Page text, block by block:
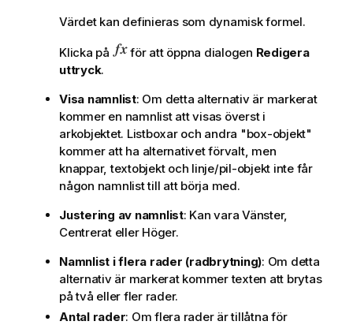
n
Värdet kan definieras som dynamisk formel.
Klicka på för att öppna dialogen Redigera
uttryck.
Visa namnlist: Om detta alternativ är markerat
kommer en namnlist att visas överst i
arkobjektet. Listboxar och andra "box-objekt"
kommer att ha alternativet förvalt, men
knappar, textobjekt och linje/pil-objekt inte får
någon namnlist till att börja med.
Justering av namnlist: Kan vara Vänster,
Centrerat eller Höger.
Namnlist i flera rader (radbrytning): Om detta
alternativ är markerat kommer texten att brytas
på två eller fler rader.
Antal rader: Om flera rader är tillåtna för